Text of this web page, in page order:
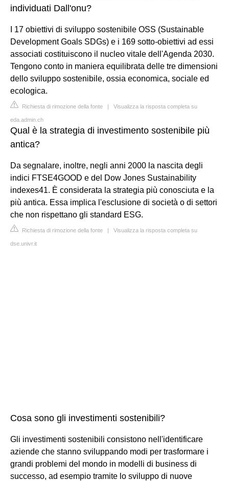
individuati Dall'onu?
I 17 obiettivi di sviluppo sostenibile OSS (Sustainable
Development Goals SDGs) e i 169 sotto-obiettivi ad essi
associati costituiscono il nucleo vitale dell'Agenda 2030.
Tengono conto in maniera equilibrata delle tre dimensioni
dello sviluppo sostenibile, ossia economica, sociale ed
ecologica.
Richiesta di rimozione della fonte | Visualizza la risposta completa su
eda.admin.ch
Qual è la strategia di investimento sostenibile più
antica?
Da segnalare, inoltre, negli anni 2000 la nascita degli
indici FTSE4GOOD e del Dow Jones Sustainability
indexes41. È considerata la strategia più conosciuta e la
più antica. Essa implica l'esclusione di società o di settori
che non rispettano gli standard ESG.
Richiesta di rimozione della fonte | Visualizza la risposta completa su
dse.univr.it
Cosa sono gli investimenti sostenibili?
Gli investimenti sostenibili consistono nell'identificare
aziende che stanno sviluppando modi per trasformare i
grandi problemi del mondo in modelli di business di
successo, ad esempio tramite lo sviluppo di nuove